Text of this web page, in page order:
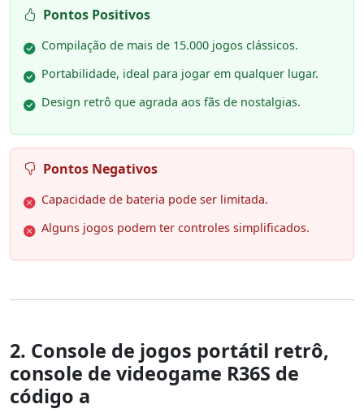
Pontos Positivos
Compilação de mais de 15.000 jogos clássicos.
Portabilidade, ideal para jogar em qualquer lugar.
Design retrô que agrada aos fãs de nostalgias.
Pontos Negativos
Capacidade de bateria pode ser limitada.
Alguns jogos podem ter controles simplificados.
2. Console de jogos portátil retrô,
console de videogame R36S de
código a